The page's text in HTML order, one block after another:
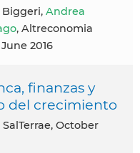
Biggeri, Andrea
, Altreconomia
2016
finanzas y
del crecimiento